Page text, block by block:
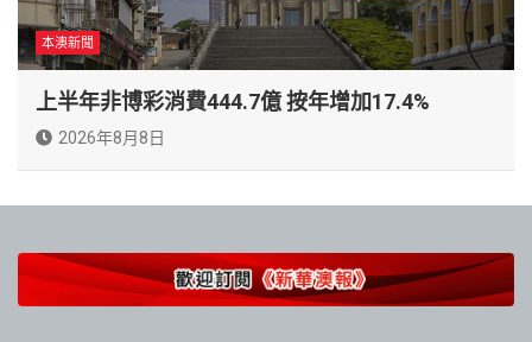
本澳新聞
上半年非博彩消費444.7億 按年增加17.4%
2026年8月8日